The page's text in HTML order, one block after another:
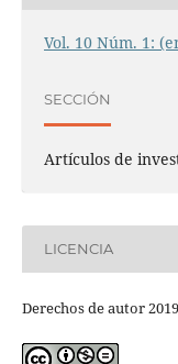
Vol. 10 Núm. 1:
SECCIÓN
Artículos de
LICENCIA
Derechos de autor